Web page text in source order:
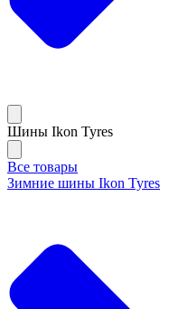
Шины Ikon Tyres
Все товары
Зимние шины Ikon Tyres